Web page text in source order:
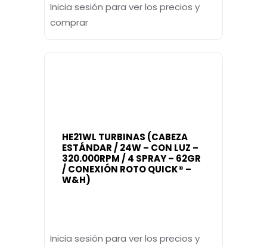
Inicia sesión para ver los precios y
comprar
HE21WL TURBINAS (CABEZA
ESTÁNDAR / 24W – CON LUZ –
320.000RPM / 4 SPRAY – 62GR
/ CONEXIÓN ROTO QUICK® –
W&H)
Inicia sesión para ver los precios y